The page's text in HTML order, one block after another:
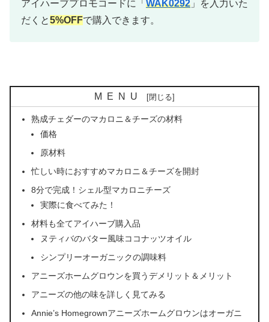
アイハーブプロモコードに「 WAK0292 」を入力いた
だくと5%OFFで購入できます。
MENU
熟成チェダーのマカロニ＆チーズの材料
価格
原材料
忙しい時におすすめマカロニ＆チーズを開封
8分で完成！シェル型マカロニチーズ
実際に食べてみた！
材料も全てアイハーブ購入品
ヌティバのバター風味ココナッツオイル
シンプリーオーガニックの調味料
アニーズホームグロウンを買うデメリット＆メリット
アニーズの他の味を詳しく見てみる
Annie’s Homegrownアニーズホームグロウンはオーガニ